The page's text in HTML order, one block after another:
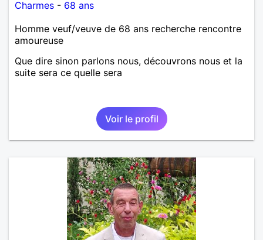
Charmes - 68 ans
Homme veuf/veuve de 68 ans recherche rencontre
amoureuse
Que dire sinon parlons nous, découvrons nous et la
suite sera ce quelle sera
Voir le profil